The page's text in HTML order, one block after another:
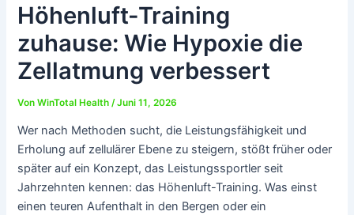
Höhenluft-Training
zuhause: Wie Hypoxie die
Zellatmung verbessert
VonWinTotal Health /Juni 11, 2026
Wer nach Methoden sucht, die Leistungsfähigkeit und
Erholung auf zellulärer Ebene zu steigern, stößt früher oder
später auf ein Konzept, das Leistungssportler seit
Jahrzehnten kennen: das Höhenluft-Training. Was einst
einen teuren Aufenthalt in den Bergen oder ein